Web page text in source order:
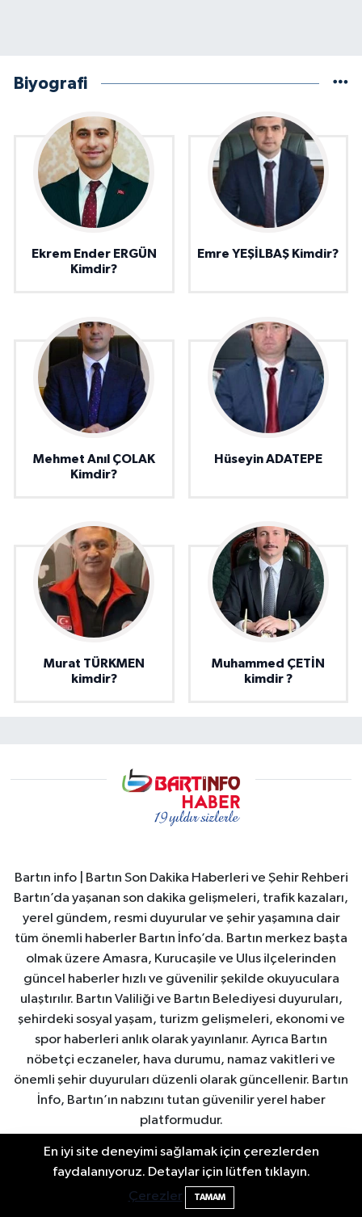
Biyografi
Ekrem Ender ERGÜN
Kimdir?
Emre YEŞİLBAŞ Kimdir?
Mehmet Anıl ÇOLAK
Kimdir?
Hüseyin ADATEPE
Murat TÜRKMEN
kimdir?
Muhammed ÇETİN
kimdir ?
Bartın info | Bartın Son Dakika Haberleri ve Şehir Rehberi
Bartın’da yaşanan son dakika gelişmeleri, trafik kazaları,
yerel gündem, resmi duyurular ve şehir yaşamına dair
tüm önemli haberler Bartın İnfo’da. Bartın merkez başta
olmak üzere Amasra, Kurucaşile ve Ulus ilçelerinden
güncel haberler hızlı ve güvenilir şekilde okuyuculara
ulaştırılır. Bartın Valiliği ve Bartın Belediyesi duyuruları,
şehirdeki sosyal yaşam, turizm gelişmeleri, ekonomi ve
spor haberleri anlık olarak yayınlanır. Ayrıca Bartın
nöbetçi eczaneler, hava durumu, namaz vakitleri ve
önemli şehir duyuruları düzenli olarak güncellenir. Bartın
İnfo, Bartın’ın nabzını tutan güvenilir yerel haber
platformudur.
Bartın Hava Durumu
En iyi site deneyimi sağlamak için çerezlerden
faydalanıyoruz. Detaylar için lütfen tıklayın.
Çerezler
TAMAM
Bartın'da nem oranı yüzde 100'e ulaştı